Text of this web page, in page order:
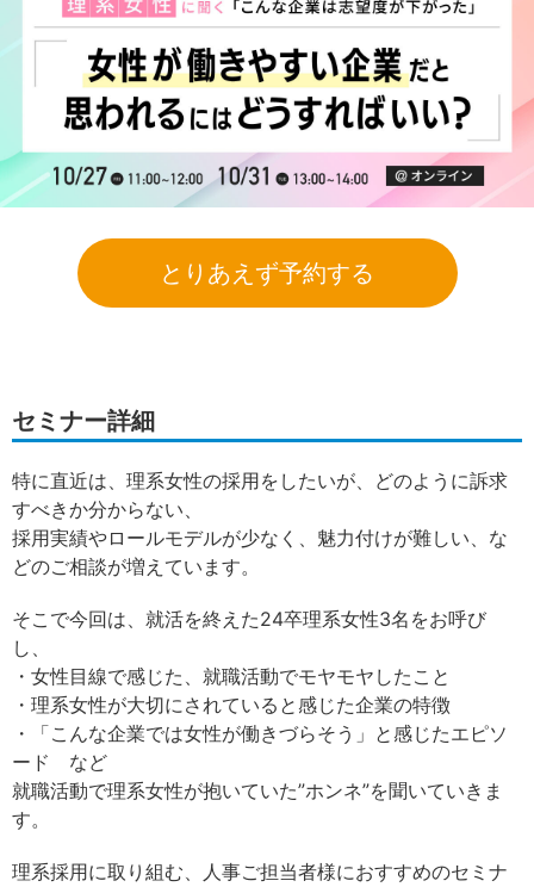
とりあえず予約する
セミナー詳細
特に直近は、理系女性の採用をしたいが、どのように訴求
すべきか分からない、
採用実績やロールモデルが少なく、魅力付けが難しい、な
どのご相談が増えています。
そこで今回は、就活を終えた24卒理系女性3名をお呼び
し、
・女性目線で感じた、就職活動でモヤモヤしたこと
・理系女性が大切にされていると感じた企業の特徴
・「こんな企業では女性が働きづらそう」と感じたエピソ
ード など
就職活動で理系女性が抱いていた”ホンネ”を聞いていきま
す。
理系採用に取り組む、人事ご担当者様におすすめのセミナ